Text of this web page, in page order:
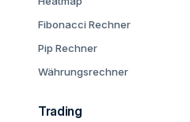
Fibonacci Rechner
Pip Rechner
Währungsrechner
Trading